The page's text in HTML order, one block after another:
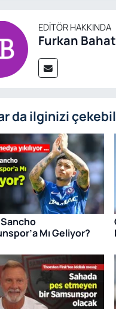
EDITÖR HAKKINDA
Furkan Bahat
da ilginizi
Mı Geliyor?